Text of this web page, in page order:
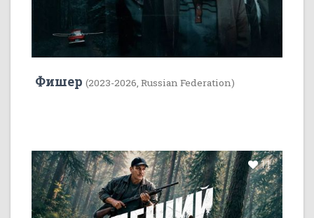
Фишер (2023-2026, Russian Federation)
11